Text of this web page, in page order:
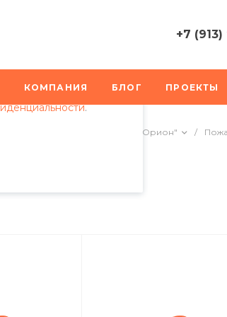
использования.
.
+7
+7 (913)
г.
Пионерская,
info@bplus-
КОМПАНИЯ БЛОГ ПРОЕКТЫ
сигнализации ИСО "Орион" /
и АРМ СПС